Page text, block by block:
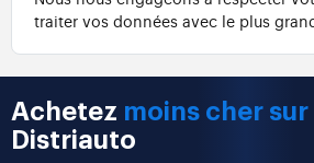
traiter vos données avec le plus
Achetez moins cher sur
Distriauto